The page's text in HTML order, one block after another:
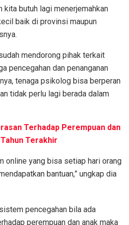
kita butuh lagi menerjemahkan
baik di provinsi maupun
mendorong pihak terkait
pencegahan dan penanganan
tenaga psikolog bisa berperan
tidak perlu lagi berada dalam
Terhadap Perempuan dan
Terakhir
online yang bisa setiap hari orang
bantuan,” ungkap dia
pencegahan bila ada
perempuan dan anak maka